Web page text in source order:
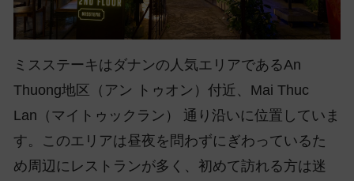
ミスステーキはダナンの人気エリアであるAn
Thuong地区（アン トゥオン）付近、Mai Thuc
Lan（マイトゥックラン） 通り沿いに位置していま
す。このエリアは昼夜を問わずにぎわっているた
め周辺にレストランが多く、初めて訪れる方は迷